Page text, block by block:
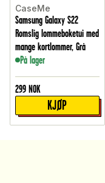
CaseMe
Samsung Galaxy S22
Romslig lommeboketui med
mange kortlommer, Grå
På lager
299 NOK
KJØP